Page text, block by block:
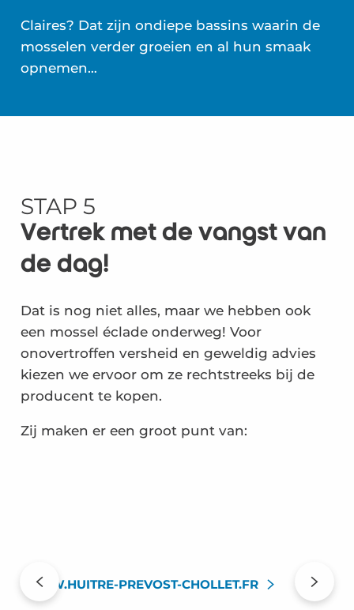
Claires? Dat zijn ondiepe bassins waarin de
mosselen verder groeien en al hun smaak
opnemen…
STAP 5
Vertrek met de vangst van
de dag!
Dat is nog niet alles, maar we hebben ook
een mossel éclade onderweg! Voor
onovertroffen versheid en geweldig advies
kiezen we ervoor om ze rechtstreeks bij de
producent te kopen.
Zij maken er een groot punt van:
WWW.HUITRE-PREVOST-CHOLLET.FR